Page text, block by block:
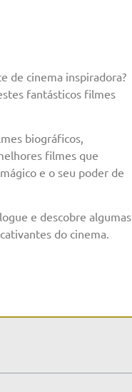
de cinema inspiradora?
fantásticos filmes
biográficos,
filmes que
e o seu poder de
e descobre algumas
do cinema.